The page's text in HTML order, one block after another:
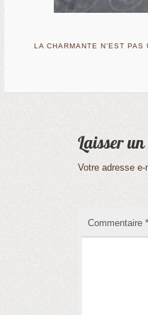
LA CHARMANTE N’EST
Votre adresse e-
Commentaire*